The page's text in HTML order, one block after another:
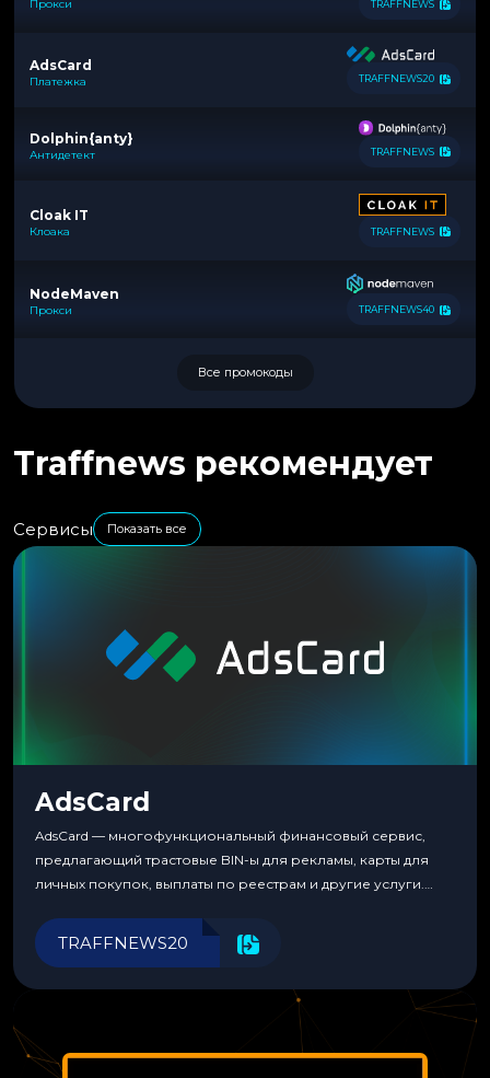
Прокси TRAFFNEWS
AdsCard
Платежка TRAFFNEWS20
Dolphin{anty}
Антидетект TRAFFNEWS
Cloak IT
Клоака TRAFFNEWS
NodeMaven
Прокси TRAFFNEWS40
Все промокоды
Traffnews рекомендует
Сервисы Показать все
AdsCard
AdsCard — многофункциональный финансовый сервис,
предлагающий трастовые BIN-ы для рекламы, карты для
личных покупок, выплаты по реестрам и другие услуги.
инструменты для управления финансами.
TRAFFNEWS20